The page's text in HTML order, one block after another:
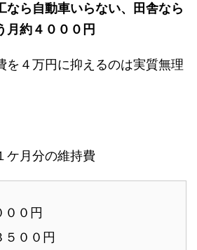
なら自動車いらない、田舎なら
月約４０００円
を４万円に抑えるのは実質無理
ケ月分の維持費
００円
５００円